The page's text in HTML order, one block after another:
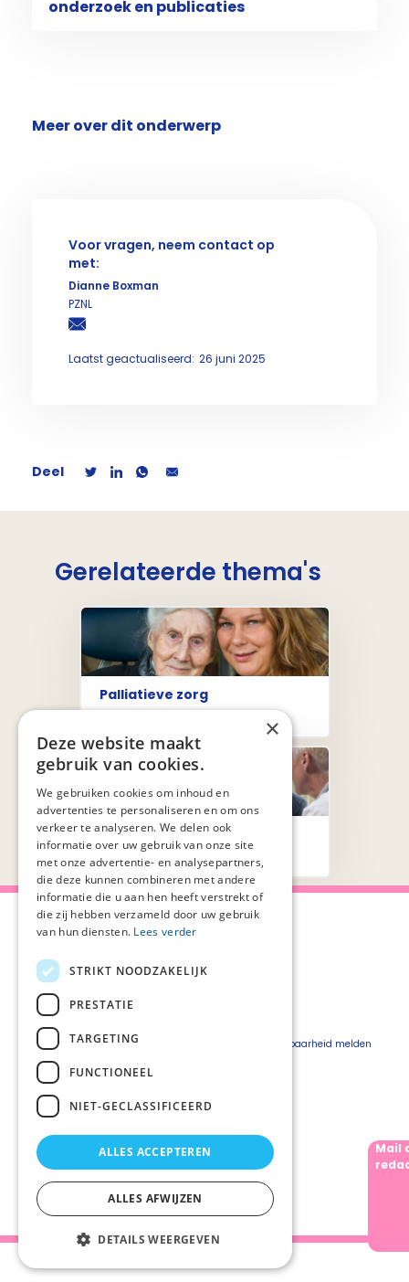
onderzoek en publicaties
Meer over dit onderwerp
Voor vragen, neem contact op
met:
Dianne Boxman
PZNL
Laatst geactualiseerd: 26 juni 2025
Deel
Gerelateerde thema's
Palliatieve zorg
Proactieve zorgplanning
Over Palliaweb
Over PZNL
Pers
Vacatures
Webshop
Privacyverklaring
Beveiligingskwetsbaarheid melden
Mail
×
Deze website maakt
gebruik van cookies.
We gebruiken cookies om inhoud en
advertenties te personaliseren en om ons
verkeer te analyseren. We delen ook
informatie over uw gebruik van onze site
met onze advertentie- en analysepartners,
die deze kunnen combineren met andere
informatie die u aan hen heeft verstrekt of
die zij hebben verzameld door uw gebruik
van hun diensten. Lees verder
STRIKT NOODZAKELIJK
PRESTATIE
TARGETING
FUNCTIONEEL
NIET-GECLASSIFICEERD
ALLES ACCEPTEREN
ALLES AFWIJZEN
DETAILS WEERGEVEN